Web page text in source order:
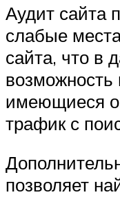
Аудит сайта
слабые
сайта, что в
возможность
имеющиеся
трафик с
позволяет